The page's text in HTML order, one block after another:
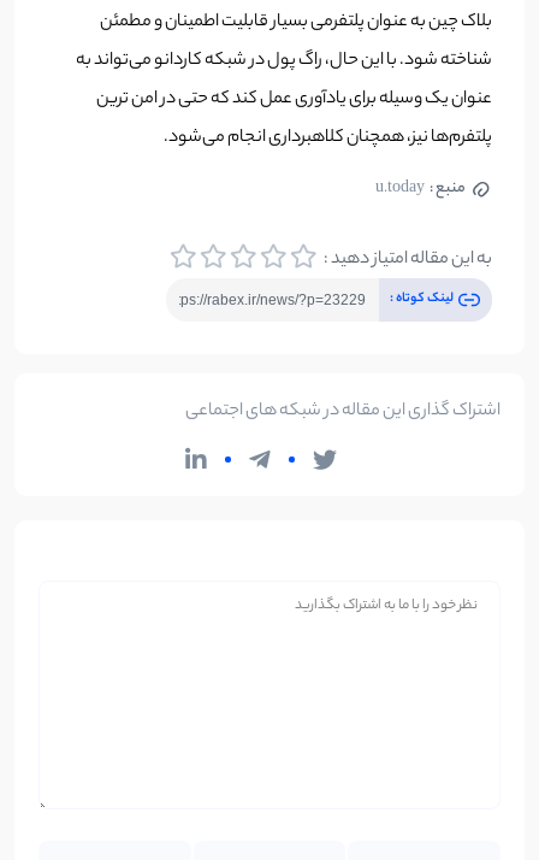
بلاک چین به عنوان پلتفرمی بسیار قابلیت اطمینان و مطمئن
شناخته شود. با این حال، راگ پول در شبکه کاردانو می‌تواند به
عنوان یک وسیله برای یادآوری عمل کند که حتی در امن ترین
پلتفرم‌ها نیز، همچنان کلاهبرداری انجام می‌شود.
منبع : u.today
به این مقاله امتیاز دهید :
لینک کوتاه :
اشتراک گذاری این مقاله در شبکه های اجتماعی